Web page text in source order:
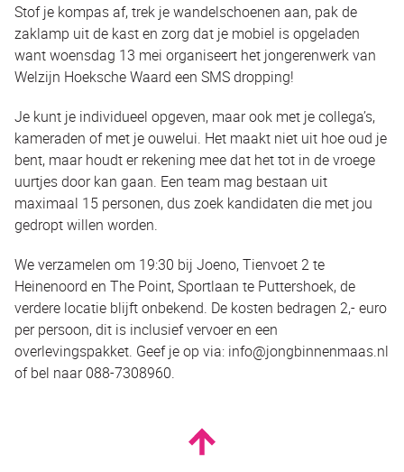
Stof je kompas af, trek je wandelschoenen aan, pak de
zaklamp uit de kast en zorg dat je mobiel is opgeladen
want woensdag 13 mei organiseert het jongerenwerk van
Welzijn Hoeksche Waard een SMS dropping!
Je kunt je individueel opgeven, maar ook met je collega’s,
kameraden of met je ouwelui. Het maakt niet uit hoe oud je
bent, maar houdt er rekening mee dat het tot in de vroege
uurtjes door kan gaan. Een team mag bestaan uit
maximaal 15 personen, dus zoek kandidaten die met jou
gedropt willen worden.
We verzamelen om 19:30 bij Joeno, Tienvoet 2 te
Heinenoord en The Point, Sportlaan te Puttershoek, de
verdere locatie blijft onbekend. De kosten bedragen 2,- euro
per persoon, dit is inclusief vervoer en een
overlevingspakket. Geef je op via: info@jongbinnenmaas.nl
of bel naar 088-7308960.